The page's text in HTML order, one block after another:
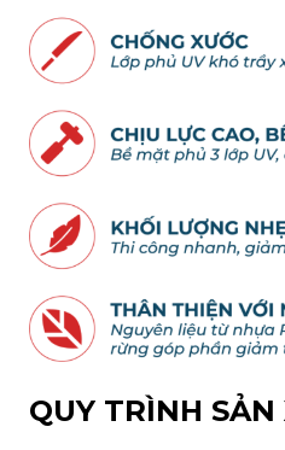
QUY TRÌNH SẢN